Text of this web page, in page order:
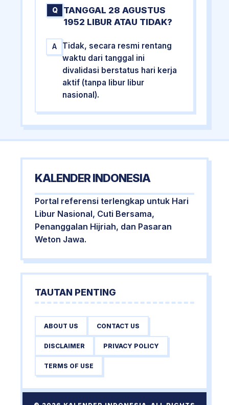
Q
TANGGAL 28 AGUSTUS
1952 LIBUR ATAU TIDAK?
A
Tidak, secara resmi rentang
waktu dari tanggal ini
divalidasi berstatus hari kerja
aktif (tanpa libur libur
nasional).
KALENDER INDONESIA
Portal referensi terlengkap untuk Hari
Libur Nasional, Cuti Bersama,
Penanggalan Hijriah, dan Pasaran
Weton Jawa.
TAUTAN PENTING
ABOUT US CONTACT US
DISCLAIMER PRIVACY POLICY
TERMS OF USE